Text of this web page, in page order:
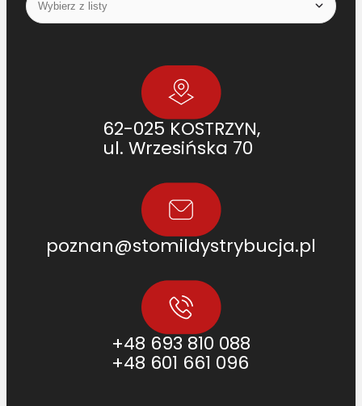
62-025 KOSTRZYN,
ul. Wrzesińska 70
poznan@stomildystrybucja.pl
+48 693 810 088
+48 601 661 096